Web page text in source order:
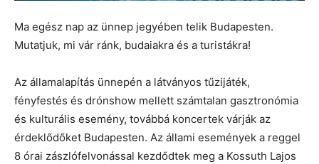
Ma egész nap az ünnep jegyében telik Budapesten.
Mutatjuk, mi vár ránk, budaiakra és a turistákra!
Az államalapítás ünnepén a látványos tűzijáték,
fényfestés és drónshow mellett számtalan gasztronómia
és kulturális esemény, továbbá koncertek várják az
érdeklődőket Budapesten. Az állami események a reggel
8 órai zászlófelvonással kezdődtek meg a Kossuth Lajos